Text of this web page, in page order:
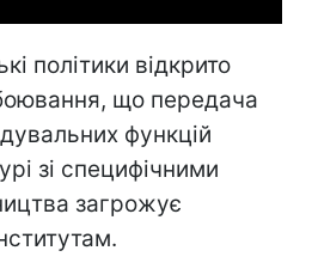
політики відкрито
що передача
функцій
зі специфічними
загрожує